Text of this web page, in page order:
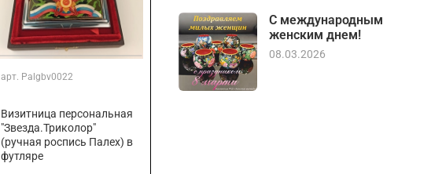
арт. Palgbv0022
Визитница персональная
"Звезда.Триколор"
(ручная роспись Палех) в
футляре
С международным
женским днем!
08.03.2026